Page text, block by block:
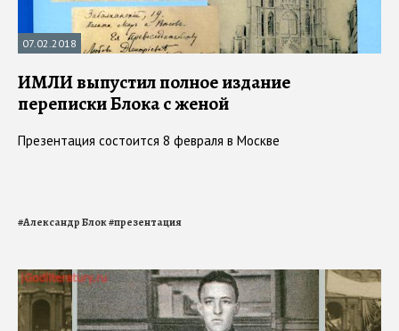
07.02.2018
ИМЛИ выпустил полное издание
переписки Блока с женой
Презентация состоится 8 февраля в Москве
#Александр Блок#презентация